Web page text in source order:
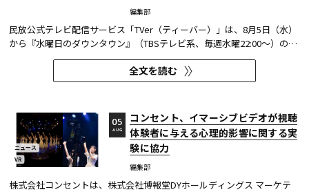
編集部
民放公式テレビ配信サービス「TVer（ティーバー）」は、8月5日（水）
から『水曜日のダウンタウン』（TBSテレビ系、毎週水曜22:00～）の過
去に放送された傑作エピソード計12本を4か月にわたり配信する。本エ
ピソードが動画配信サービスで配信されるのは今回が初めてとなる。
TVerはすべて無料で見放題となっている。 『水曜日のダウンタウン...
全文を読む
ニュース
VR
コンセント、イマーシブビデオが視聴
体験者に与える心理的影響に関する実
験に協力
編集部
05
AUG
株式会社コンセントは、株式会社博報堂DYホールディングス マーケテ